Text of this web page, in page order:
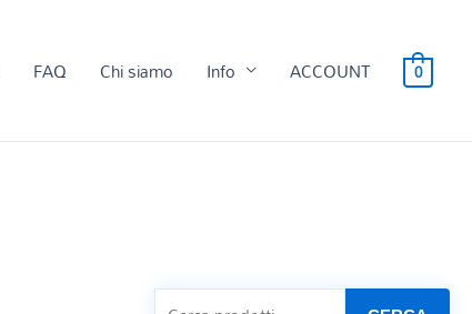
FAQ Chi siamo Info ACCOUNT 0